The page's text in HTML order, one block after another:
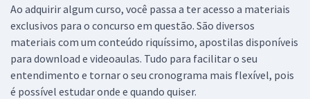
Ao adquirir algum curso, você passa a ter acesso a materiais
exclusivos para o concurso em questão. São diversos
materiais com um conteúdo riquíssimo, apostilas disponíveis
para download e videoaulas. Tudo para facilitar o seu
entendimento e tornar o seu cronograma mais flexível, pois
é possível estudar onde e quando quiser.